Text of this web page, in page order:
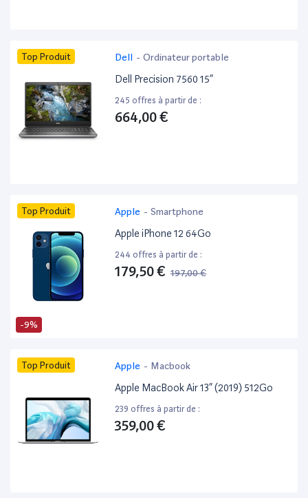
Top Produit Dell - Ordinateur portable
Dell Precision 7560 15”
245 offres à partir de :
664,00 €
-9%
Top Produit Apple - Smartphone
Apple iPhone 12 64Go
244 offres à partir de :
179,50 € 197,00 €
Top Produit Apple - Macbook
Apple MacBook Air 13” (2019) 512Go
239 offres à partir de :
359,00 €